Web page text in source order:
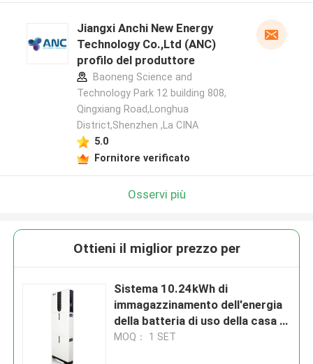
Jiangxi Anchi New Energy
Technology Co.,Ltd (ANC)
profilo del produttore
Baoneng Science and
Technology Park 12 building 808,
Qingxiang Road,Longhua
District,Shenzhen ,La CINA
5.0
Fornitore verificato
Osservi più
Ottieni il miglior prezzo per
Sistema 10.24kWh di
immagazzinamento dell'energia
della batteria di uso della casa di
5200W 51.2V
MOQ： 1 SET